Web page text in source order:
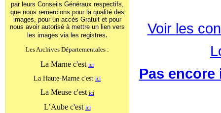
par leurs Conseils Généraux respectifs,
que nous remercions pour la qualité des
images, pour un accès Gratuit et pour
nous avoir autorisé à mettre un lien vers
les images via les registres.
Les Archives Départementales :
La Marne c'est ici
La Haute-Marne c'est ici
La Meuse c'est ici
L’Aube c'est ici
Voir les
Pas